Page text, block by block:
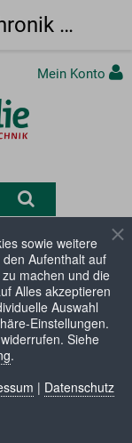
Mein Konto
Marketing & Betrieb: Chronik der Orthopädieschuhtechnik
sowie weitere
Aufenthalt auf
machen und die
Alles akzeptieren
Auswahl
Einstellungen.
Siehe
.
| Datenschutz